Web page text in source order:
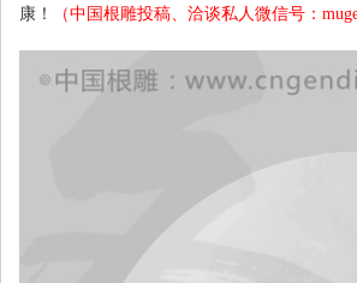
康！
（中国根雕投稿、洽谈私人微信号：